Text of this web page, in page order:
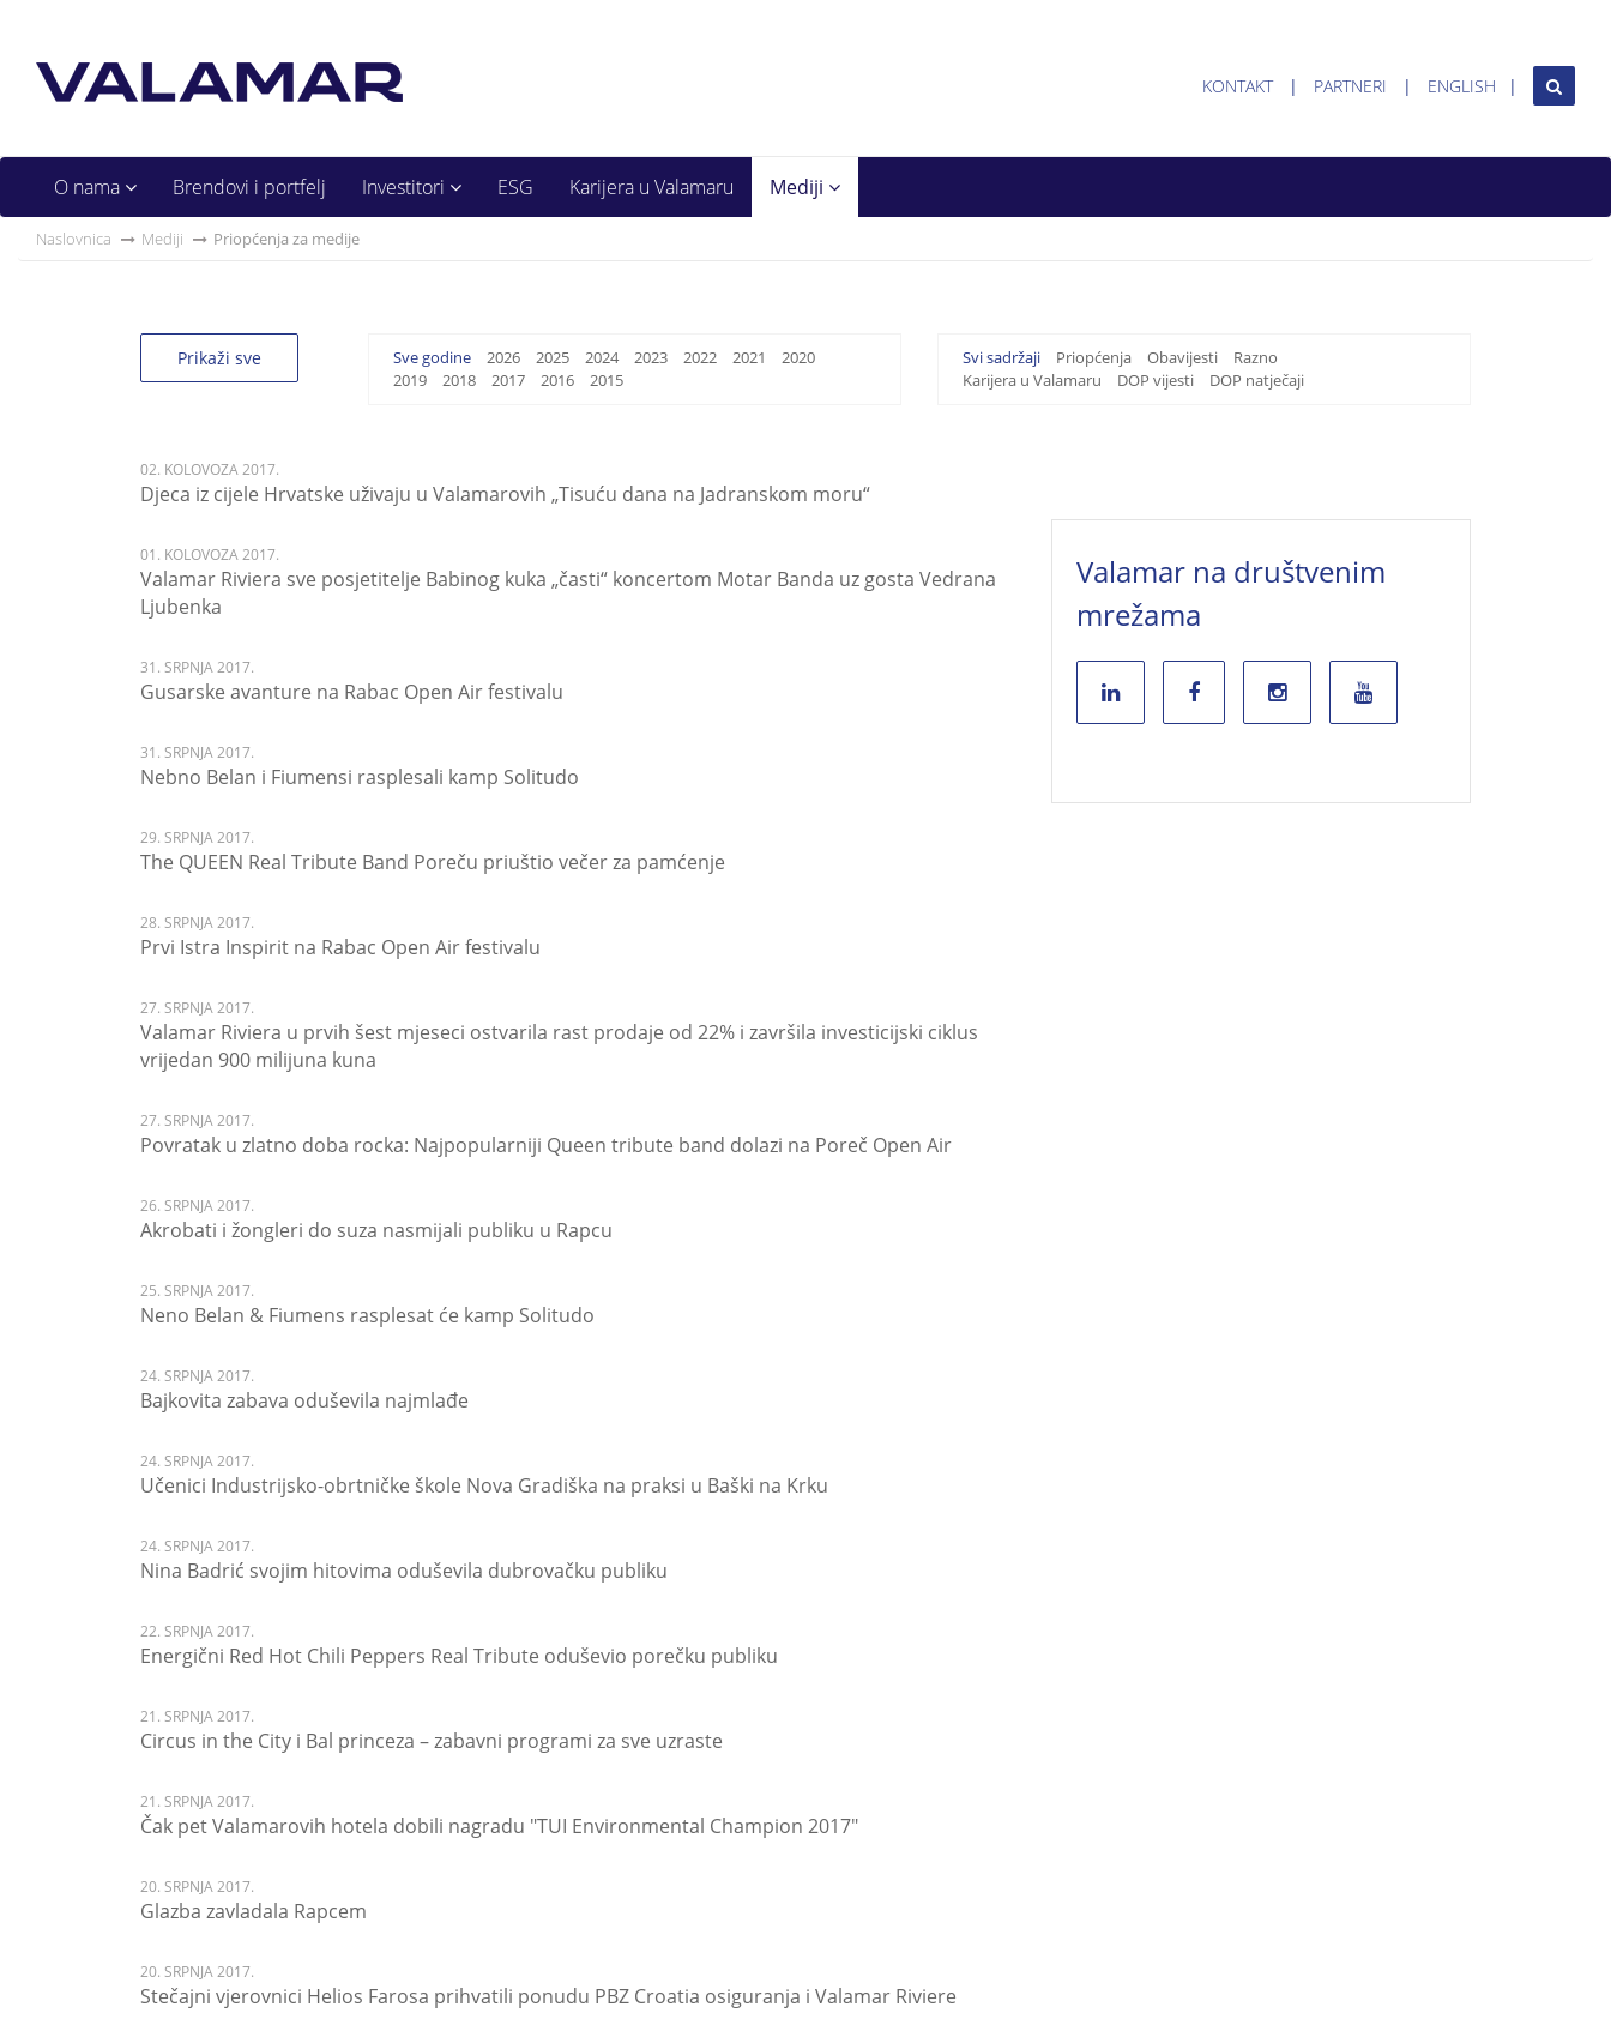
KONTAKT PARTNERI ENGLISH
O nama Brendovi i portfelj Investitori ESG Karijera u Valamaru Mediji
Naslovnica Mediji Priopćenja za medije
Prikaži sve Sve godine 2026 2025 2024 2023 2022 2021
2020
2019
2018 2017 2016 2015
Svi sadržaji Priopćenja Obavijesti
Razno
Karijera u Valamaru
DOP vijesti DOP natječaji
02. KOLOVOZA 2017.
Djeca iz cijele Hrvatske uživaju u Valamarovih „Tisuću dana na Jadranskom moru“
01. KOLOVOZA 2017.
Valamar Riviera sve posjetitelje Babinog kuka „časti“ koncertom Motar Banda uz gosta Vedrana
Ljubenka
31. SRPNJA 2017.
Gusarske avanture na Rabac Open Air festivalu
31. SRPNJA 2017.
Nebno Belan i Fiumensi rasplesali kamp Solitudo
29. SRPNJA 2017.
The QUEEN Real Tribute Band Poreču priuštio večer za pamćenje
28. SRPNJA 2017.
Prvi Istra Inspirit na Rabac Open Air festivalu
27. SRPNJA 2017.
Valamar Riviera u prvih šest mjeseci ostvarila rast prodaje od 22% i završila investicijski ciklus
vrijedan 900 milijuna kuna
27. SRPNJA 2017.
Povratak u zlatno doba rocka: Najpopularniji Queen tribute band dolazi na Poreč Open Air
26. SRPNJA 2017.
Akrobati i žongleri do suza nasmijali publiku u Rapcu
25. SRPNJA 2017.
Neno Belan & Fiumens rasplesat će kamp Solitudo
24. SRPNJA 2017.
Bajkovita zabava oduševila najmlađe
24. SRPNJA 2017.
Učenici Industrijsko-obrtničke škole Nova Gradiška na praksi u Baški na Krku
24. SRPNJA 2017.
Nina Badrić svojim hitovima oduševila dubrovačku publiku
22. SRPNJA 2017.
Energični Red Hot Chili Peppers Real Tribute oduševio porečku publiku
21. SRPNJA 2017.
Circus in the City i Bal princeza – zabavni programi za sve uzraste
21. SRPNJA 2017.
Čak pet Valamarovih hotela dobili nagradu "TUI Environmental Champion 2017"
20. SRPNJA 2017.
Glazba zavladala Rapcem
20. SRPNJA 2017.
Stečajni vjerovnici Helios Farosa prihvatili ponudu PBZ Croatia osiguranja i Valamar Riviere
Valamar na društvenim
mrežama